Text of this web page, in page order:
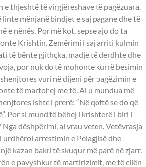
e thjeshtë të virgjëreshave të pagëzuara.
mënjanë bindjet e saj pagane dhe të
e nënës. Por më kot, sepse ajo do ta
Krishtin. Zemërimi i saj arriti kulmin
të bënte gjithçka, madje të derdhte dhe
por nuk do të mohonte kurrë besimin
vuri në dijeni për pagëzimin e
të martohej me të. Ai u mundua më
ishte i prerë: “Në qoftë se do që
Por si mund të bëhej i krishterë i biri i
dëshpërimi, ai vrau veten. Vetëvrasja
arrestimin e Pelagjisë dhe
kazan bakri të skuqur më parë në zjarr.
e pavyshkur të martirizimit, me të cilën